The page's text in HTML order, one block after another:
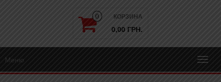
0 КОРЗИНА
0,00 ГРН.
Меню